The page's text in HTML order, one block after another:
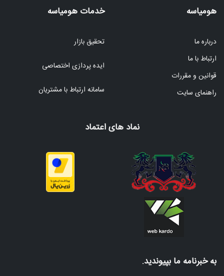
هومیاسه
درباره ما
ارتباط با ما
قوانین و مقررات
راهنمای سایت
خدمات هومیاسه
تحقیق بازار
ایده پردازی اختصاصی
سامانه ارتباط با مشتریان
نماد های اعتماد
به خبرنامه ما بپیوندید.